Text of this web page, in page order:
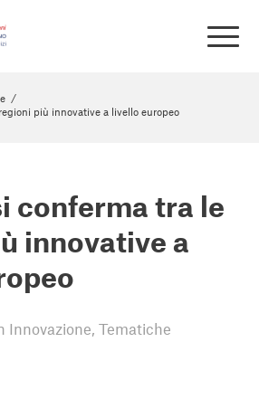
/
più innovative a livello europeo
conferma tra le
innovative a
Innovazione,Tematiche